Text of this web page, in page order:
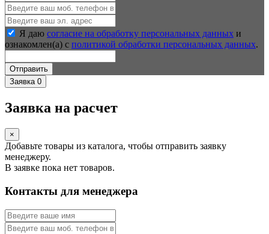
Я даю согласие на обработку персональных данных и
ознакомлен(а) с политикой обработки персональных данных.
Отправить
Заявка 0
Заявка на расчет
×
Добавьте товары из каталога, чтобы отправить заявку
менеджеру.
В заявке пока нет товаров.
Контакты для менеджера